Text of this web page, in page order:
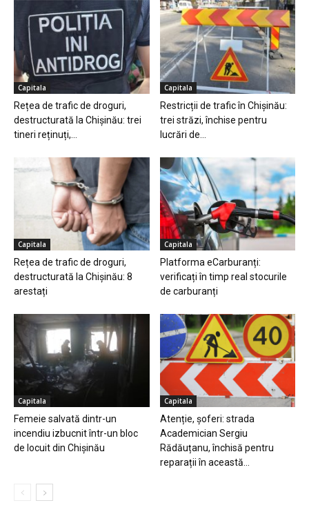
Capitala
Rețea de trafic de droguri,
destructurată la Chișinău: trei
tineri reținuți,...
Capitala
Restricții de trafic în Chișinău:
trei străzi, închise pentru
lucrări de...
Capitala
Rețea de trafic de droguri,
destructurată la Chișinău: 8
arestați
Capitala
Platforma eCarburanți:
verificați în timp real stocurile
de carburanți
Capitala
Femeie salvată dintr-un
incendiu izbucnit într-un bloc
de locuit din Chișinău
Capitala
Atenție, șoferi: strada
Academician Sergiu
Rădăuțanu, închisă pentru
reparații în această...